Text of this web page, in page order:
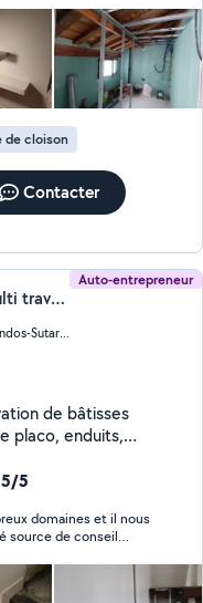
volets roulants/porte
et
meubles en kit et
façade (traitement de
pour satisfaire
de cloison
Contacter
Auto-entrepreneur
Charles Frémiot (Multi travaux et services)
Anglet (Glaciere-Parme-Brindos-Sutar-Aritxague)
de bâtisses
placo, enduits,
pour vos projets de
chez vous. Je suis
de placo plâtre
fournissant un
5
domaines et il nous
source de conseil
certainement